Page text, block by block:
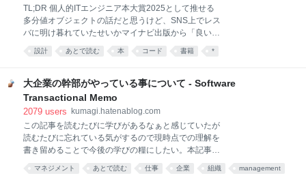
恥じるばかりである。少しシリアスにLLMの出力をチ
ューニングしようとした人ならわかると思うが、LLM
が真にすごいのは知識を貯めておける事というよりパ
ターンに従うのがとんでもなく上手いと言う事であ
大き
TL;DR 個人的ITエンジニア本大賞2025として推せる
多分値オブジェクトの話だと思うけど、SNS上でレス
バに明け暮れていたせいかマイナビ出版から「良いコ
ードの道しるべ」という技術書を恵贈いただいた。 正
直なところ著者のことを全く知らないのでそんなに高
これはいい本だと感じたので推せるポイントを列挙し
ていく。 常識がちゃんと書いてある KISS, YAGNI,
DRYといった、プログラマであれば知っていて当然の
ュニアクラスを卒業する前には身につけていて欲しい
常識がこうも凝縮して書いてある本は珍しいのではな
いかと思う。（SOLID原則については言及すらしてい
ない点も個人的にはやや好感である） この領域にはコ
設計 あとで読む 本 コード 書籍 *
大企業の幹部がやっている事について - Software
Transactional Memo
2079 users
kumagi.hatenablog.com
この記事を読むたびに学びがあるなぁと感じていたが
読むたびに忘れている気がするので現時点での理解を
書き留めることで今後の学びの糧にしたい。本記事は
元記事の全体を和訳する事や内容の全てを解説する事
を目的としておらず、僕自身の学んだ事や振り返った
マネジメント あとで読む 仕事 企業 組織 management